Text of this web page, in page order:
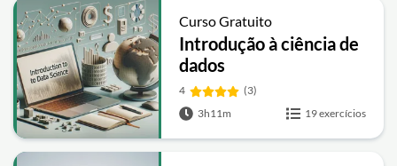
Curso Gratuito
Introdução à ciência de
dados
4
(3)
3h11m
19 exercícios